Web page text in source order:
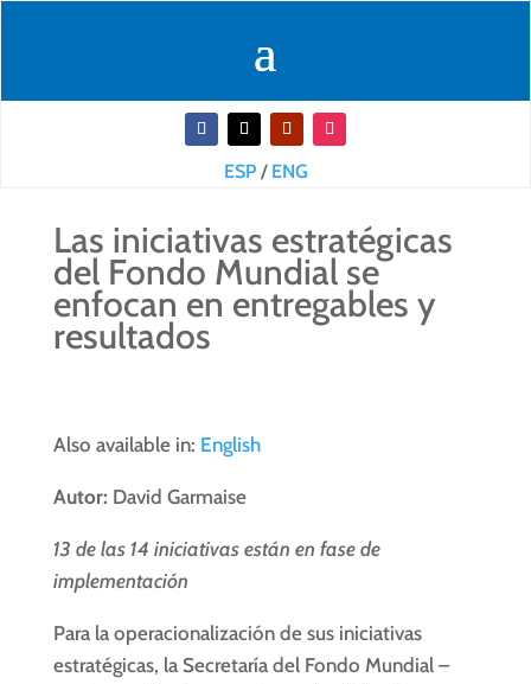
ESP/ ENG
Las iniciativas estratégicas
del Fondo Mundial se
enfocan en entregables y
resultados
Also available in: English
Autor: David Garmaise
13 de las 14 iniciativas están en fase de
implementación
Para la operacionalización de sus iniciativas
estratégicas, la Secretaría del Fondo Mundial –